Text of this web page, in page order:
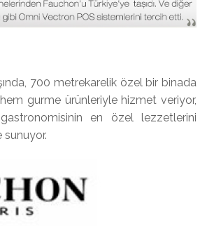
700 metrekarelik özel bir binada
gurme ürünleriyle hizmet veriyor,
en özel lezzetlerini
sunuyor.